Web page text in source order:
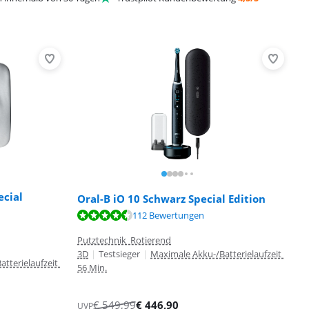
Oral-B iO 10 Schwarz Special Edition
112 Bewertungen
Putztechnik Rotierend
3D | Testsieger | Maximale Akku-/Batterielaufzeit
56 Min.
UVP€549,99€ 446,90